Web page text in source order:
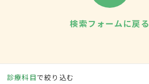
検索フォームに戻る
診療科目で絞り込む